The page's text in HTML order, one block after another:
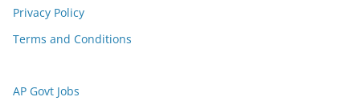
Privacy Policy
Terms and Conditions
AP Govt Jobs